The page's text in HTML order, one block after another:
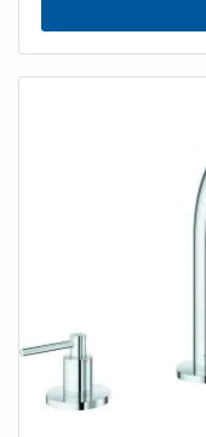
en métal